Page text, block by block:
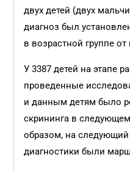
двух детей (двух
диагноз был
в возрастной группе
У 3387 детей на этапе
проведенные
и данным детям было
скрининга в
образом, на
диагностики были